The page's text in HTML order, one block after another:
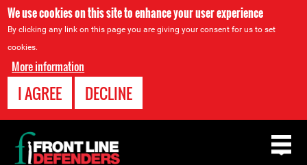
We use cookies on this site to enhance your user experience
By clicking any link on this page you are giving your consent for us to set
cookies.
More information
I AGREE DECLINE
Back
to